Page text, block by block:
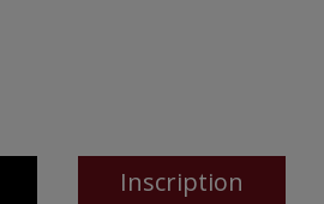
Inscription